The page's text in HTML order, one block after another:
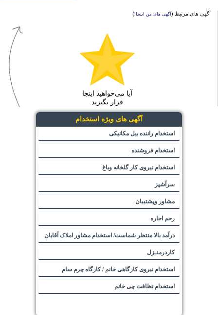
آگهی های مرتبط (آگهی های من اینجا!)
آیا می‌خواهید اینجا
قرار بگیرید
آگهی های ویژه استخدام
استخدام راننده بیل مکانیکی
استخدام فروشنده
استخدام نیروی کار گلخانه وباغ
سرآشپز
مشاور وپشتیبان
رحم اجاره
درآمد بالا منتظر شماست/ استخدام مشاور املاک آقایان
کاردرمنـزل
استخدام نیروی کارگاهی خانم / کارگاه چرم سام
استخدام نظافت چی خانم